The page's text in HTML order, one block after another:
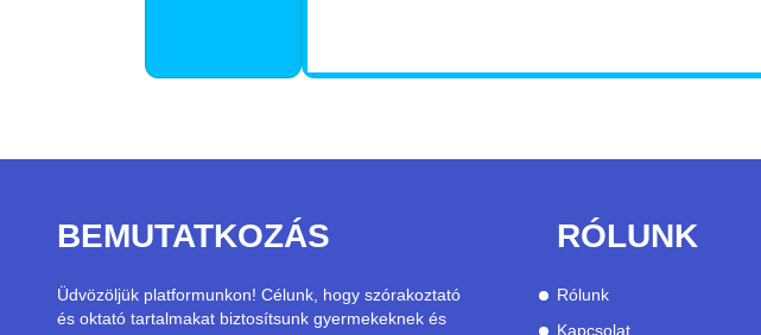
BEMUTATKOZÁS
Üdvözöljük platformunkon! Célunk, hogy szórakoztató
és oktató tartalmakat biztosítsunk gyermekeknek és
RÓLUNK
Rólunk
Kapcsolat